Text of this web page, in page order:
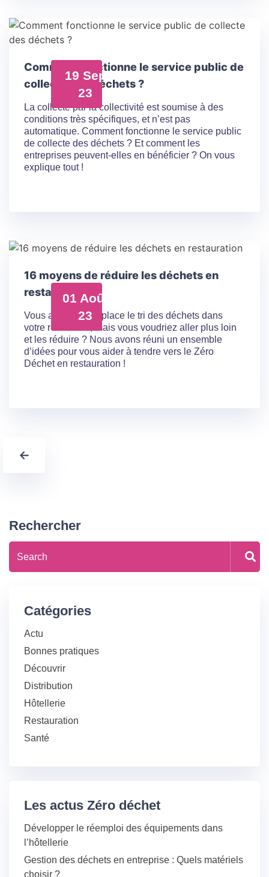
19 Sep
23
Comment fonctionne le service public de
collecte des déchets ?
La collecte par la collectivité est soumise à des
conditions très spécifiques, et n’est pas
automatique. Comment fonctionne le service public
de collecte des déchets ? Et comment les
entreprises peuvent-elles en bénéficier ? On vous
explique tout !
01 Août
23
16 moyens de réduire les déchets en
restauration
Vous avez mis en place le tri des déchets dans
votre restaurant, mais vous voudriez aller plus loin
et les réduire ? Nous avons réuni un ensemble
d’idées pour vous aider à tendre vers le Zéro
Déchet en restauration !
←
Rechercher
Catégories
Actu
Bonnes pratiques
Découvrir
Distribution
Hôtellerie
Restauration
Santé
Les actus Zéro déchet
Développer le réemploi des équipements dans
l’hôtellerie
Gestion des déchets en entreprise : Quels matériels
choisir ?